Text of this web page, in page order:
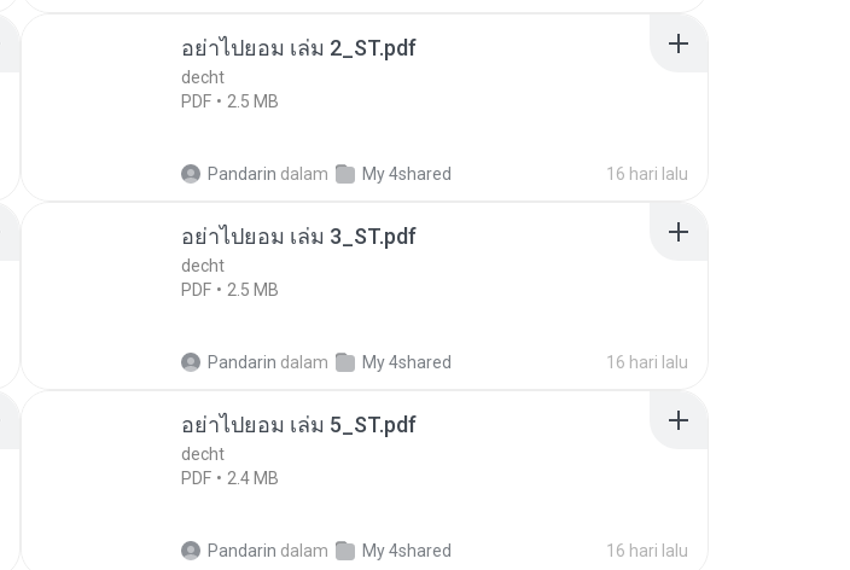
อย่าไปยอม เล่ม 2_ST.pdf
decht
PDF
2.5 MB
Pandarin dalam My 4shared 16 hari lalu
อย่าไปยอม เล่ม 3_ST.pdf
decht
PDF
2.5 MB
Pandarin dalam My 4shared 16 hari lalu
อย่าไปยอม เล่ม 5_ST.pdf
decht
PDF
2.4 MB
Pandarin dalam My 4shared 16 hari lalu